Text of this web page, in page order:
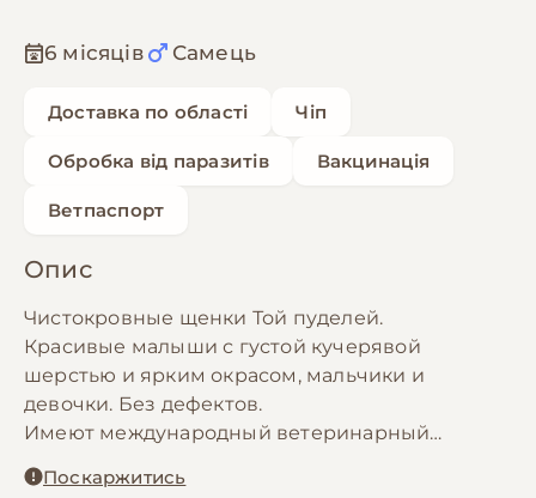
6 місяців Самець
Доставка по області Чіп
Обробка від паразитів Вакцинація
Ветпаспорт
Опис
Чистокровные щенки Той пуделей.
Красивые малыши с густой кучерявой
шерстью и ярким окрасом, мальчики и
девочки. Без дефектов.
Имеют международный ветеринарный
желанию чипируем, бесплатно!
Поскаржитись